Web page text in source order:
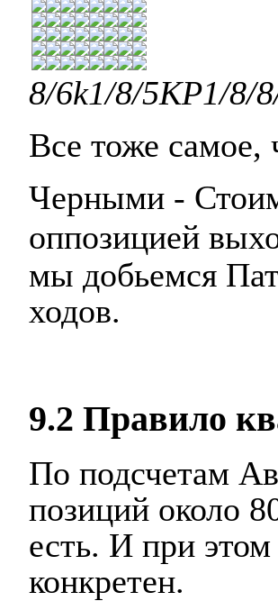
8/6k1/8/5KP1/8/
Все тоже
Черными -
оппозицией
мы добьемся
ходов.
9.2 Правило
По подсчетам
позиций около
есть. И при
конкретен.